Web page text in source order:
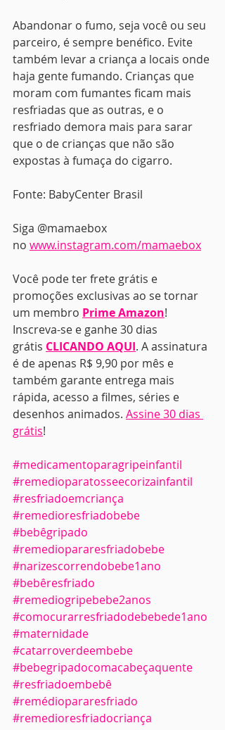
Abandonar o fumo, seja você ou seu
parceiro, é sempre benéfico. Evite
também levar a criança a locais onde
haja gente fumando. Crianças que
moram com fumantes ficam mais
resfriadas que as outras, e o
resfriado demora mais para sarar
que o de crianças que não são
expostas à fumaça do cigarro.
Fonte: BabyCenter Brasil
Siga @mamaebox
no www.instagram.com/mamaebox
Você pode ter frete grátis e
promoções exclusivas ao se tornar
um membro Prime Amazon!
Inscreva-se e ganhe 30 dias
grátis CLICANDO AQUI. A assinatura
é de apenas R$ 9,90 por mês e
também garante entrega mais
rápida, acesso a filmes, séries e
desenhos animados. Assine 30 dias
grátis!
#medicamentoparagripeinfantil
#remedioparatosseecorizainfantil
#resfriadoemcriança
#remedioresfriadobebe
#bebêgripado
#remediopararesfriadobebe
#narizescorrendobebe1ano
#bebêresfriado
#remediogripebebe2anos
#comocurarresfriadodebebede1ano
#maternidade
#catarroverdeembebe
#bebegripadocomacabeçaquente
#resfriadoembebê
#remédiopararesfriado
#remedioresfriadocriança